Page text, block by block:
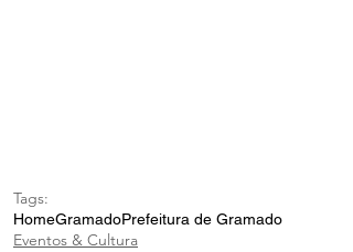
Tags:
HomeGramadoPrefeitura de Gramado
Eventos & Cultura